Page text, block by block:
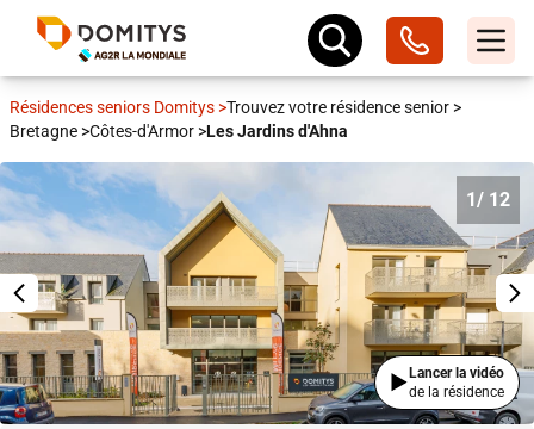
Résidences seniors Domitys >Trouvez votre résidence senior >
Bretagne >Côtes-d'Armor >Les Jardins d'Ahna
1/ 12
Lancer la vidéo
de la résidence